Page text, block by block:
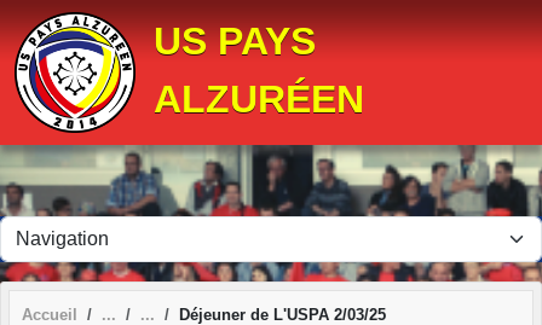
US PAYS
ALZURÉEN
Accueil Déjeuner de L'USPA 2/03/25
Panneau de gestion des cookies